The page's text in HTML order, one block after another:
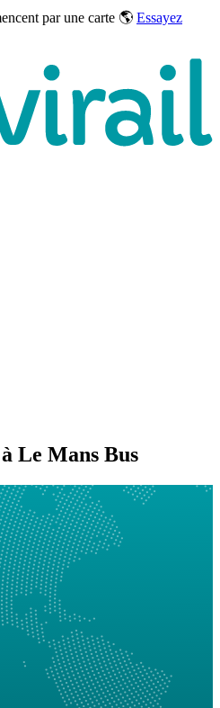
par une carte 🌎 Essayez
Le Mans Bus